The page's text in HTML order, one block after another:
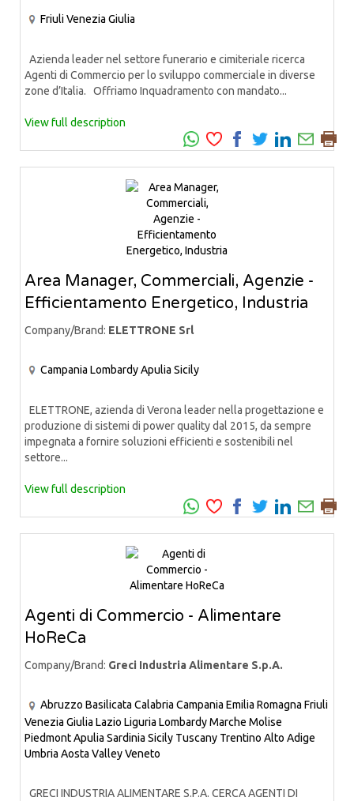
Friuli Venezia Giulia
Azienda leader nel settore funerario e cimiteriale ricerca
Agenti di Commercio per lo sviluppo commerciale in diverse
zone d’Italia. Offriamo Inquadramento con mandato...
View full description
Area Manager, Commerciali, Agenzie -
Efficientamento Energetico, Industria
Company/Brand: ELETTRONE Srl
Campania LombardyApulia Sicily
ELETTRONE, azienda di Verona leader nella progettazione e
produzione di sistemi di power quality dal 2015, da sempre
impegnata a fornire soluzioni efficienti e sostenibili nel
settore...
View full description
Agenti di Commercio - Alimentare
HoReCa
Company/Brand: Greci Industria Alimentare S.p.A.
Abruzzo Basilicata Calabria Campania Emilia Romagna Friuli
Venezia Giulia Lazio Liguria LombardyMarche Molise
PiedmontApulia Sardinia Sicily Tuscany Trentino Alto Adige
Umbria Aosta ValleyVeneto
GRECI INDUSTRIA ALIMENTARE S.P.A. CERCA AGENTI DI